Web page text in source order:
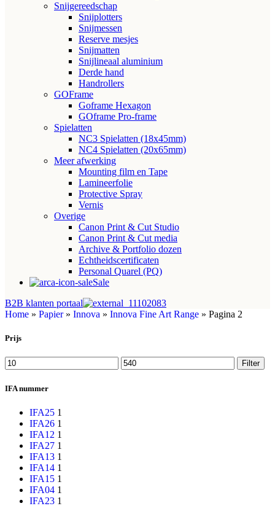
Snijgereedschap
Snijplotters
Snijmessen
Reserve mesjes
Snijmatten
Snijlineaal aluminium
Derde hand
Handrollers
GOFrame
Goframe Hexagon
GOframe Pro-frame
Spielatten
NC3 Spielatten (18x45mm)
NC4 Spielatten (20x65mm)
Meer afwerking
Mounting film en Tape
Lamineerfolie
Protective Spray
Vernis
Overige
Canon Print & Cut Studio
Canon Print & Cut media
Archive & Portfolio dozen
Echtheidscertificaten
Personal Quarel (PQ)
Sale
B2B klanten portaal
Home » Papier» Innova » Innova Fine Art Range » Pagina 2
Prijs
Min.
prijs
Max.
prijs
Filter
IFA nummer
IFA25 1
IFA26 1
IFA12 1
IFA27 1
IFA13 1
IFA14 1
IFA15 1
IFA04 1
IFA23 1